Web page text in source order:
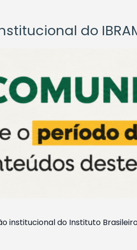
do
institucional do Instituto